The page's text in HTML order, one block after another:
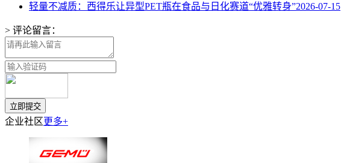
轻量不减质：西得乐让异型PET瓶在食品与日化赛道“优雅转身”2026-07-15
> 评论留言：
企业社区更多+